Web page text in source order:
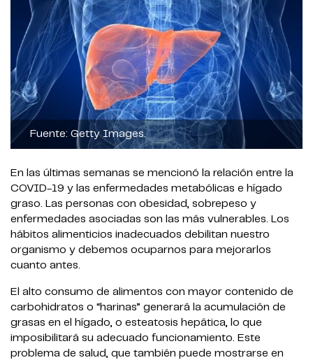
Fuente: Getty Images.
En las últimas semanas se mencionó la relación entre la
COVID-19 y las enfermedades metabólicas e hígado
graso. Las personas con obesidad, sobrepeso y
enfermedades asociadas son las más vulnerables. Los
hábitos alimenticios inadecuados debilitan nuestro
organismo y debemos ocuparnos para mejorarlos
cuanto antes.
El alto consumo de alimentos con mayor contenido de
carbohidratos o “harinas” generará la acumulación de
grasas en el hígado, o esteatosis hepática, lo que
imposibilitará su adecuado funcionamiento. Este
problema de salud, que también puede mostrarse en